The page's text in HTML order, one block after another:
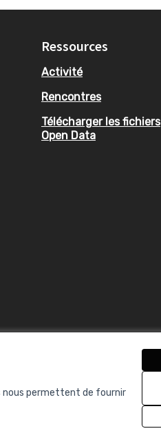
nous permettent de fournir
Ressources
Activité
Rencontres
Télécharger les fichiers
Open Data